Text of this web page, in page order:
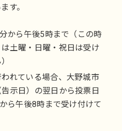
す。
から午後5時まで（この時
土曜・日曜・祝日は受け
れている場合、大野城市
示日）の翌日から投票日
ら午後8時まで受け付けて